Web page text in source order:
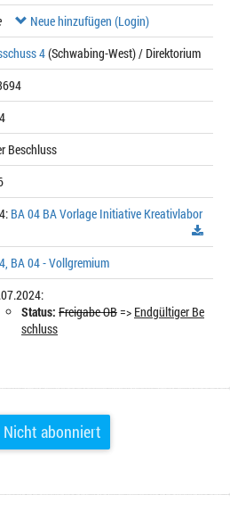
Neue hinzufügen (Login)
4(Schwabing-West) / Direktorium
Beschluss
BA 04 BA Vorlage Initiative Kreativlabor
BA 04 - Vollgremium
Status: Freigabe OB=> Endgültiger Be
schluss
Nicht abonniert